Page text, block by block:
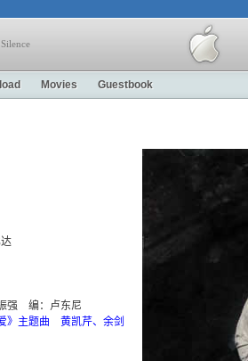
Movies Guestbook
强 编：卢东尼
》主题曲 黄凯芹、余剑